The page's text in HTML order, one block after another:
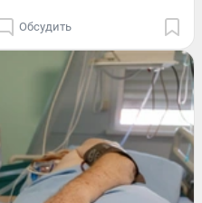
Обсудить